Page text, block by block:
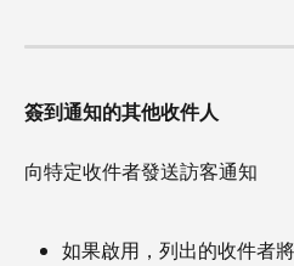
簽到通知的其他收件人
向特定收件者發送訪客通知
如果啟用，列出的收件者